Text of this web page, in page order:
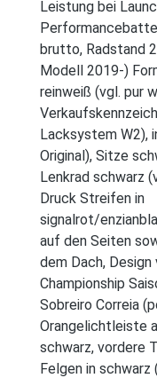
Leistung bei
brutto, Radstand
Modell 2019-)
reinweiß (vgl. pur
Lacksystem W2),
Original), Sitze
Lenkrad schwarz
Druck Streifen in
signalrot/
auf den Seiten
dem Dach, Design
Championship
Sobreiro Correia
Orangelichtleiste
schwarz, vordere
Felgen in